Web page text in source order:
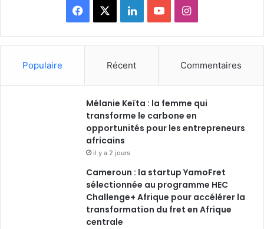
Facebook LinkedinYouTubeInstagram
Populaire Récent Commentaires
Mélanie Keïta : la femme qui
transforme le carbone en
opportunités pour les entrepreneurs
africains
il y a 2 jours
Cameroun : la startup YamoFret
sélectionnée au programme HEC
Challenge+ Afrique pour accélérer la
transformation du fret en Afrique
centrale